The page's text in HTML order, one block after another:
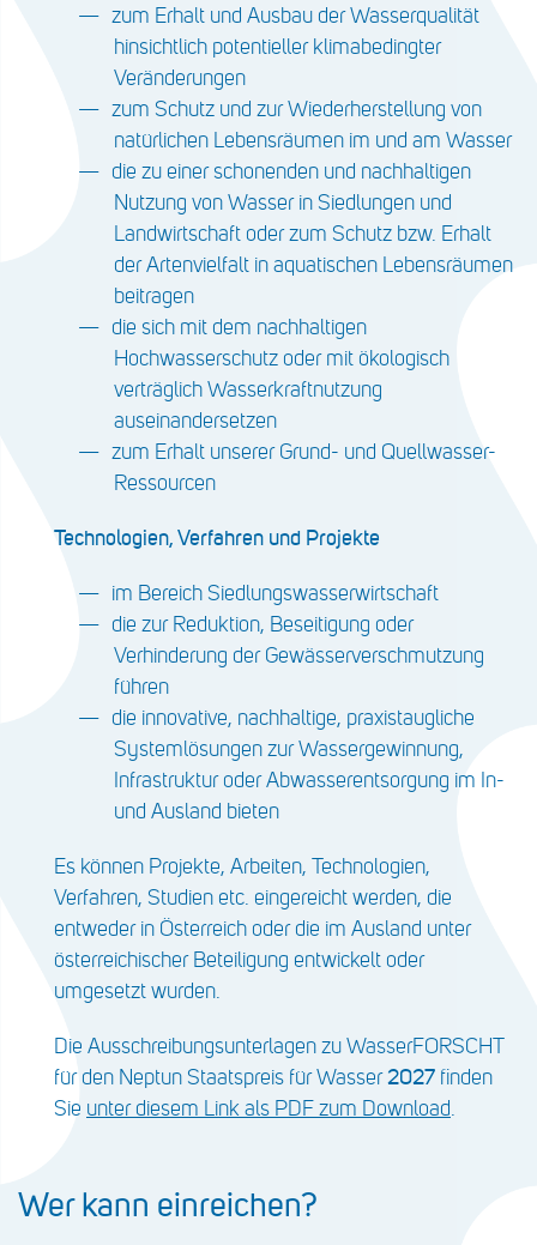
zum Erhalt und Ausbau der Wasserqualität
hinsichtlich potentieller klimabedingter
Veränderungen
zum Schutz und zur Wiederherstellung von
natürlichen Lebensräumen im und am Wasser
die zu einer schonenden und nachhaltigen
Nutzung von Wasser in Siedlungen und
Landwirtschaft oder zum Schutz bzw. Erhalt
der Artenvielfalt in aquatischen Lebensräumen
beitragen
die sich mit dem nachhaltigen
Hochwasserschutz oder mit ökologisch
verträglich Wasserkraftnutzung
auseinandersetzen
zum Erhalt unserer Grund- und Quellwasser-
Ressourcen
Technologien, Verfahren und Projekte
im Bereich Siedlungswasserwirtschaft
die zur Reduktion, Beseitigung oder
Verhinderung der Gewässerverschmutzung
führen
die innovative, nachhaltige, praxistaugliche
Systemlösungen zur Wassergewinnung,
Infrastruktur oder Abwasserentsorgung im In-
und Ausland bieten
Es können Projekte, Arbeiten, Technologien,
Verfahren, Studien etc. eingereicht werden, die
entweder in Österreich oder die im Ausland unter
österreichischer Beteiligung entwickelt oder
umgesetzt wurden.
Die Ausschreibungsunterlagen zu WasserFORSCHT
für den Neptun Staatspreis für Wasser2027 finden
Sie unter diesem Link als PDF zum Download.
Wer kann einreichen?